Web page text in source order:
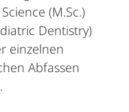
(M.Sc.)
Dentistry)
einzelnen
Abfassen